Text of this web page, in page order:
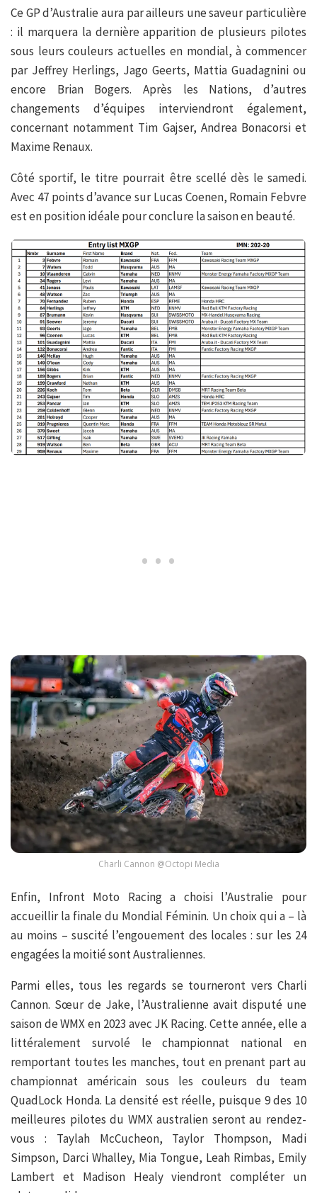
Ce GP d’Australie aura par ailleurs une saveur particulière
: il marquera la dernière apparition de plusieurs pilotes
sous leurs couleurs actuelles en mondial, à commencer
par Jeffrey Herlings, Jago Geerts, Mattia Guadagnini ou
encore Brian Bogers. Après les Nations, d’autres
changements d’équipes interviendront également,
concernant notamment Tim Gajser, Andrea Bonacorsi et
Maxime Renaux.
Côté sportif, le titre pourrait être scellé dès le samedi.
Avec 47 points d’avance sur Lucas Coenen, Romain Febvre
est en position idéale pour conclure la saison en beauté.
Charli Cannon @Octopi Media
Enfin, Infront Moto Racing a choisi l’Australie pour
accueillir la finale du Mondial Féminin. Un choix qui a – là
au moins – suscité l’engouement des locales : sur les 24
engagées la moitié sont Australiennes.
Parmi elles, tous les regards se tourneront vers Charli
Cannon. Sœur de Jake, l’Australienne avait disputé une
saison de WMX en 2023 avec JK Racing. Cette année, elle a
littéralement survolé le championnat national en
remportant toutes les manches, tout en prenant part au
championnat américain sous les couleurs du team
QuadLock Honda. La densité est réelle, puisque 9 des 10
meilleures pilotes du WMX australien seront au rendez-
vous : Taylah McCucheon, Taylor Thompson, Madi
Simpson, Darci Whalley, Mia Tongue, Leah Rimbas, Emily
Lambert et Madison Healy viendront compléter un